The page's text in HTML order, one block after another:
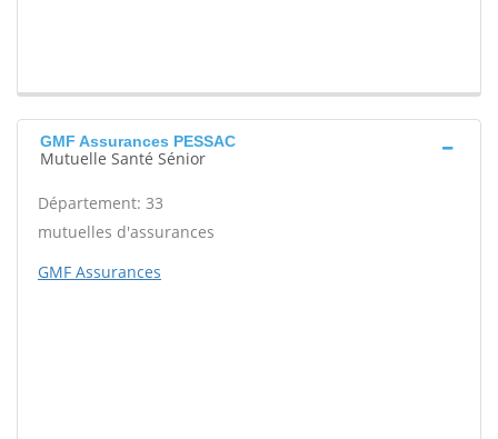
GMF Assurances PESSAC
Mutuelle Santé Sénior
Département: 33
mutuelles d'assurances
GMF Assurances